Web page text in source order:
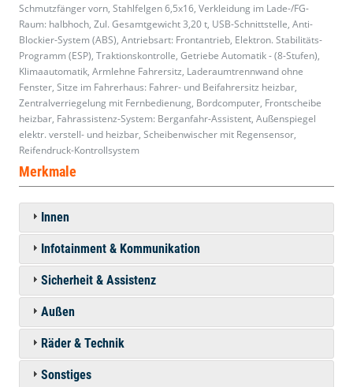
Schmutzfänger vorn, Stahlfelgen 6,5x16, Verkleidung im Lade-/FG-
Raum: halbhoch, Zul. Gesamtgewicht 3,20 t, USB-Schnittstelle, Anti-
Blockier-System (ABS), Antriebsart: Frontantrieb, Elektron. Stabilitäts-
Programm (ESP), Traktionskontrolle, Getriebe Automatik - (8-Stufen),
Klimaautomatik, Armlehne Fahrersitz, Laderaumtrennwand ohne
Fenster, Sitze im Fahrerhaus: Fahrer- und Beifahrersitz heizbar,
Zentralverriegelung mit Fernbedienung, Bordcomputer, Frontscheibe
heizbar, Fahrassistenz-System: Berganfahr-Assistent, Außenspiegel
elektr. verstell- und heizbar, Scheibenwischer mit Regensensor,
Reifendruck-Kontrollsystem
Merkmale
Innen
Infotainment & Kommunikation
Sicherheit & Assistenz
Außen
Räder & Technik
Sonstiges